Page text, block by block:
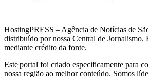
HostingPRESS – Agência de Notícias de
distribuído por nossa Central de Jornalismo.
mediante crédito da fonte.
Este portal foi criado especificamente para
nossa região ao melhor conteúdo. Somos